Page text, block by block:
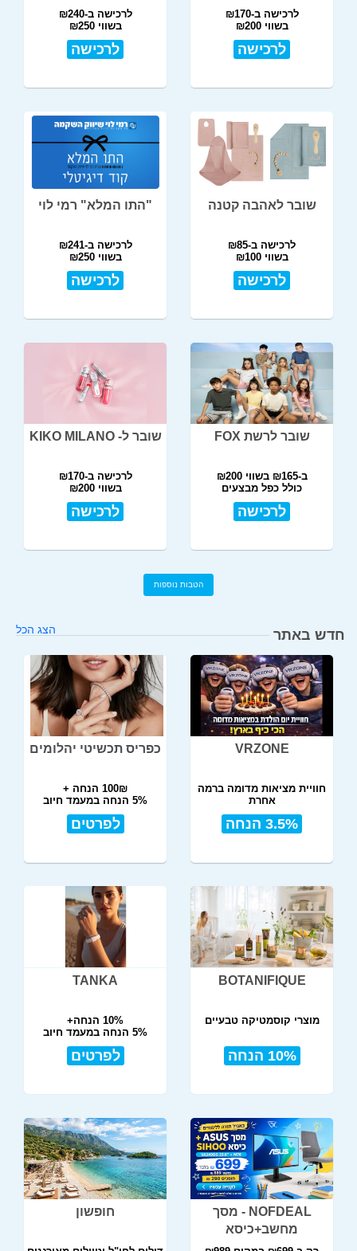
לרכישה ב-₪170
בשווי ₪200
לרכישה
לרכישה ב-₪240
בשווי ₪250
לרכישה
שובר לאהבה קטנה
לרכישה ב-₪85
בשווי ₪100
לרכישה
"התו המלא" רמי לוי
לרכישה ב-₪241
בשווי ₪250
לרכישה
שובר לרשת FOX
ב-₪165 בשווי ₪200
כולל כפל מבצעים
לרכישה
שובר ל- KIKO MILANO
לרכישה ב-₪170
בשווי ₪200
לרכישה
הטבות נוספות
חדש באתר הצג הכל
VRZONE
חוויית מציאות מדומה ברמה
אחרת
3.5% הנחה
כפריס תכשיטי יהלומים
100₪ הנחה +
5% הנחה במעמד חיוב
לפרטים
BOTANIFIQUE
מוצרי קוסמטיקה טבעיים
10% הנחה
TANKA
10% הנחה+
5% הנחה במעמד חיוב
לפרטים
NOFDEAL - מסך
מחשב+כיסא
חופשון